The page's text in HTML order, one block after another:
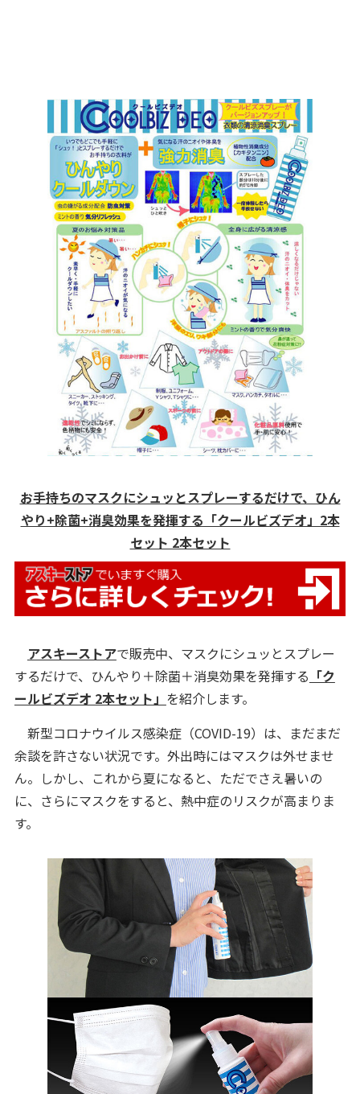
お手持ちのマスクにシュッとスプレーするだけで、ひん
やり+除菌+消臭効果を発揮する「クールビズデオ」2本
セット 2本セット
アスキーストアで販売中、マスクにシュッとスプレー
するだけで、ひんやり＋除菌＋消臭効果を発揮する 「ク
ールビズデオ 2本セット」 を紹介します。
新型コロナウイルス感染症（COVID-19）は、まだまだ
余談を許さない状況です。外出時にはマスクは外せませ
ん。しかし、これから夏になると、ただでさえ暑いの
に、さらにマスクをすると、熱中症のリスクが高まりま
す。